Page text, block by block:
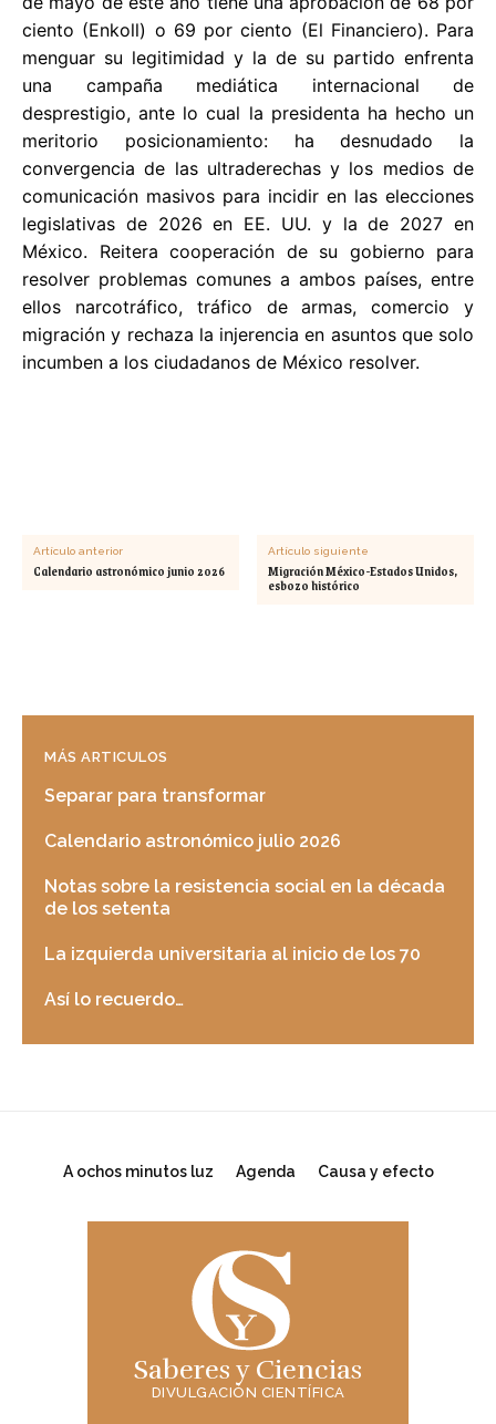
ciento (Enkoll) o 69 por ciento (El Financiero). Para
menguar su legitimidad y la de su partido enfrenta
una campaña mediática internacional de
desprestigio, ante lo cual la presidenta ha hecho un
meritorio posicionamiento: ha desnudado la
convergencia de las ultraderechas y los medios de
comunicación masivos para incidir en las elecciones
legislativas de 2026 en EE. UU. y la de 2027 en
México. Reitera cooperación de su gobierno para
resolver problemas comunes a ambos países, entre
ellos narcotráfico, tráfico de armas, comercio y
migración y rechaza la injerencia en asuntos que solo
incumben a los ciudadanos de México resolver.
Artículo anterior
Calendario astronómico junio 2026
Artículo siguiente
Migración México-Estados Unidos,
esbozo histórico
MÁS ARTICULOS
Separar para transformar
Calendario astronómico julio 2026
Notas sobre la resistencia social en la década
de los setenta
La izquierda universitaria al inicio de los 70
Así lo recuerdo…
A ochos minutos luz Agenda Causa y efecto
Saberes y Ciencias
DIVULGACIÓN CIENTÍFICA